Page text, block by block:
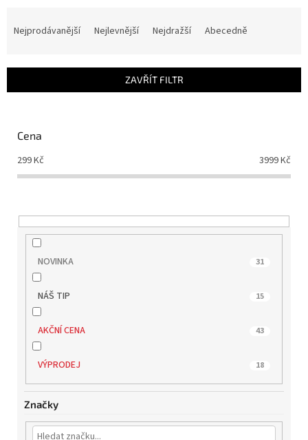
í
Nejprodávanější Nejlevnější Nejdražší Abecedně
ZAVŘÍT FILTR
Cena
299Kč 3999Kč
NOVINKA 31
NÁŠ TIP 15
AKČNÍ CENA 43
VÝPRODEJ 18
Značky